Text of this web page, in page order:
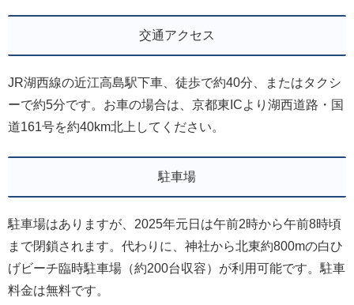
交通アクセス
JR湖西線の近江高島駅下車、徒歩で約40分、またはタクシ
ーで約5分です。お車の場合は、京都東ICより湖西道路・国
道161号を約40km北上してください。
駐車場
駐車場はありますが、2025年元日は午前2時から午前8時頃
まで閉鎖されます。代わりに、神社から北東約800mの白ひ
げビーチ臨時駐車場（約200台収容）が利用可能です。駐車
料金は無料です。